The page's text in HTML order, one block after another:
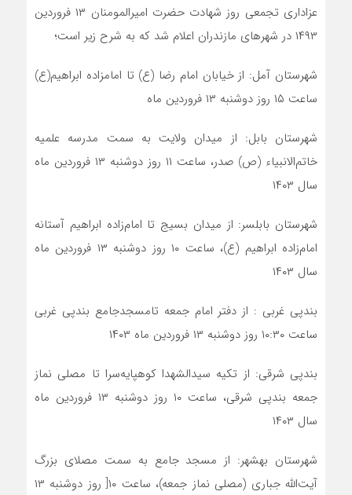
عزاداری تجمعی روز شهادت حضرت امیرالمومنان ۱۳ فروردین
۱۴۹۳ در شهرهای مازندران اعلام شد که به شرح زیر است؛
شهرستان آمل: از خیابان امام رضا (ع) تا امامزاده ابراهیم(ع)
ساعت ۱۵ روز دوشنبه ۱۳ فروردین ماه
شهرستان بابل: از میدان ولایت به سمت مدرسه علمیه
خاتم‌الانبیاء (ص) صدر، ساعت ۱۱ روز دوشنبه ۱۳ فروردین ماه
سال ۱۴۰۳
شهرستان بابلسر: از میدان بسیج تا امام‌زاده ابراهیم آستانه
امام‌زاده ابراهیم (ع)، ساعت ۱۰ روز دوشنبه ۱۳ فروردین ماه
سال ۱۴۰۳
بندپی غربی : از دفتر امام جمعه تامسجدجامع بندپی غربی
ساعت ۱۰:۳۰ روز دوشنبه ۱۳ فروردین ماه ۱۴۰۳
بندپی شرقی: از تکیه سیدالشهدا کوهپایه‌سرا تا مصلی نماز
جمعه بندپی شرقی، ساعت ۱۰ روز دوشنبه ۱۳ فروردین ماه
سال ۱۴۰۳
شهرستان بهشهر: از مسجد جامع به سمت مصلای بزرگ
آیت‌الله جباری (مصلی نماز جمعه)، ساعت ۱۰[ روز دوشنبه ۱۳